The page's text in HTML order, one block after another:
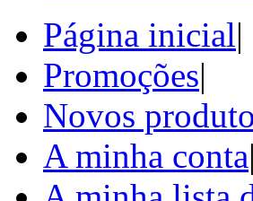
Página inicial|
Promoções|
Novos
A minha conta|